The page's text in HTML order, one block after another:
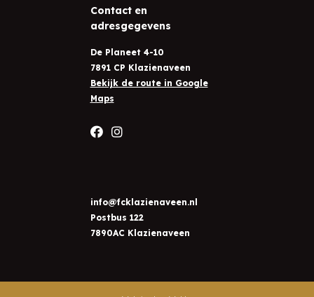
Contact en
adresgegevens
De Planeet 4-10
7891 CP Klazienaveen
Bekijk de route in Google
Maps
info@fcklazienaveen.nl
Postbus 122
7890AC Klazienaveen